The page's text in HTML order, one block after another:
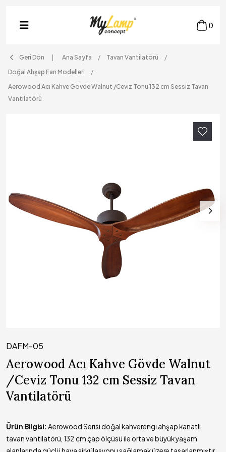
0
Geri Dön Ana Sayfa
Tavan Vantilatörü
Doğal Ahşap Fan Modelleri
Aerowood Acı Kahve Gövde Walnut /Ceviz Tonu 132 cm Sessiz Tavan
Vantilatörü
DAFM-05
Aerowood Acı Kahve Gövde Walnut
/Ceviz Tonu 132 cm Sessiz Tavan
Vantilatörü
Ürün Bilgisi: Aerowood Serisi doğal kahverengi ahşap kanatlı
tavan vantilatörü, 132 cm çap ölçüsü ile orta ve büyük yaşam